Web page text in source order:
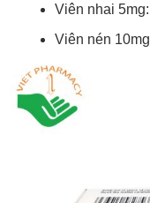
Viên nhai
Viên nén